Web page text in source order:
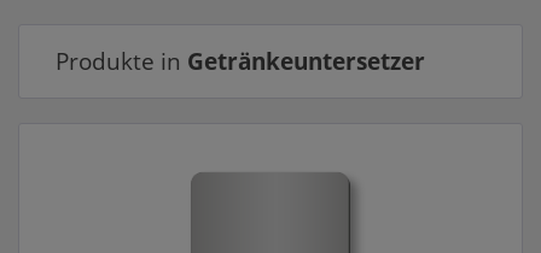
Produkte in Getränkeuntersetzer